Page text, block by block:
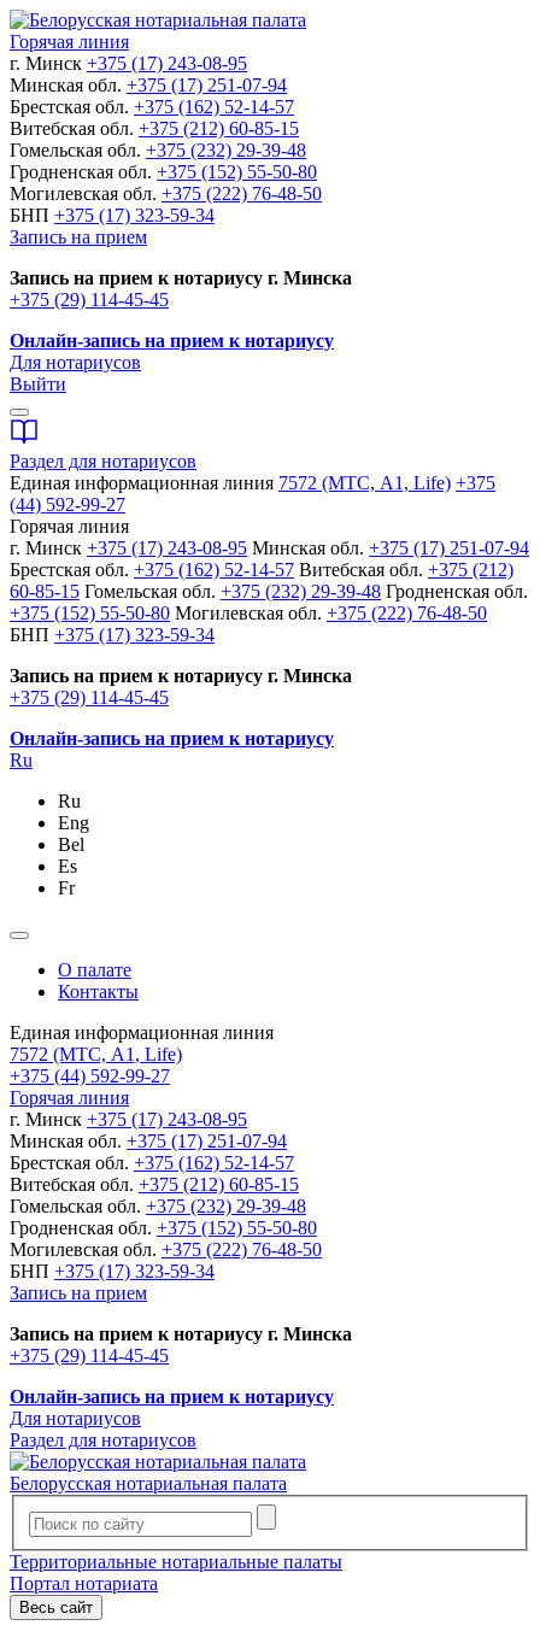
Горячая линия
г. Минск +375 (17) 243-08-95
Минская обл. +375 (17) 251-07-94
Брестская обл. +375 (162) 52-14-57
Витебская обл. +375 (212) 60-85-15
Гомельская обл. +375 (232) 29-39-48
Гродненская обл. +375 (152) 55-50-80
Могилевская обл. +375 (222) 76-48-50
БНП +375 (17) 323-59-34
Запись на прием
Запись на прием к нотариусу г. Минска
+375 (29) 114-45-45
Онлайн-запись на прием к нотариусу
Для нотариусов
Выйти
Раздел для нотариусов
Единая информационная линия 7572 (МТС, A1, Life) +375
(44) 592-99-27
Горячая линия
г. Минск +375 (17) 243-08-95 Минская обл. +375 (17) 251-07-94
Брестская обл. +375 (162) 52-14-57 Витебская обл. +375 (212)
60-85-15 Гомельская обл. +375 (232) 29-39-48 Гродненская обл.
+375 (152) 55-50-80 Могилевская обл. +375 (222) 76-48-50
БНП +375 (17) 323-59-34
Запись на прием к нотариусу г. Минска
+375 (29) 114-45-45
Онлайн-запись на прием к нотариусу
Ru
Ru
Eng
Bel
Es
Fr
О палате
Контакты
Единая информационная линия
7572 (МТС, A1, Life)
+375 (44) 592-99-27
Горячая линия
г. Минск +375 (17) 243-08-95
Минская обл. +375 (17) 251-07-94
Брестская обл. +375 (162) 52-14-57
Витебская обл. +375 (212) 60-85-15
Гомельская обл. +375 (232) 29-39-48
Гродненская обл. +375 (152) 55-50-80
Могилевская обл. +375 (222) 76-48-50
БНП +375 (17) 323-59-34
Запись на прием
Запись на прием к нотариусу г. Минска
+375 (29) 114-45-45
Онлайн-запись на прием к нотариусу
Для нотариусов
Раздел для нотариусов
Белорусская нотариальная палата
Территориальные нотариальные палаты
Портал нотариата
Весь сайт